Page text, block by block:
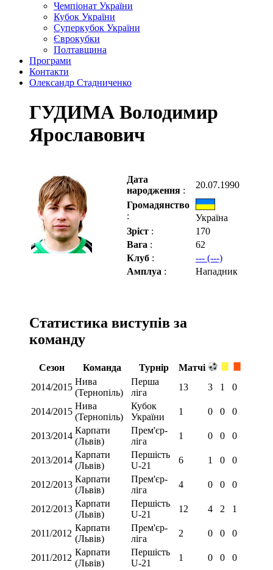
Чемпіонат України
Кубок України
Суперкубок України
Єврокубки
Полтавщина
Програми
Контакти
Олександр Стадниченко
ГУДИМА Володимир
Ярославович
Дата
народження :
20.07.1990
Громадянство
:
Україна
Зріст :
170
Вага :
62
Клуб :
--- (---)
Амплуа : Нападник
Статистика виступів за
команду
Сезон Команда Турнір
Матчі
2014/2015
Нива
(Тернопіль)
Перша
ліга
13 3 1 0
2014/2015
Нива
(Тернопіль)
Кубок
України
1 0 0 0
2013/2014
Карпати
(Львів)
Прем'єр-
ліга
1 0 0 0
2013/2014
Карпати
(Львів)
Першість
U-21
6 1 0 0
2012/2013
Карпати
(Львів)
Прем'єр-
ліга
4 0 0 0
2012/2013
Карпати
(Львів)
Першість
U-21
12 4 2 1
2011/2012
Карпати
(Львів)
Прем'єр-
ліга
2 0 0 0
2011/2012
Карпати
(Львів)
Першість
U-21
1 0 0 0